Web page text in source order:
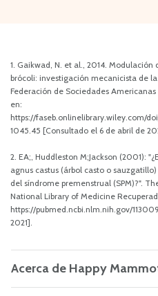
1. Gaikwad, N. et al., 2014.
brócoli: investigación mecanicista de
Federación de Sociedades
en:
https://faseb.onlinelibrary.wiley.com/
1045.45 [Consultado el 6 de abril de
2. EA;, Huddleston M;Jackson (2001):
agnus castus (árbol casto o
del síndrome premenstrual (SPM)?".
National Library of Medicine
https://pubmed.ncbi.nlm.nih.gov/
2021].
Acerca de Happy